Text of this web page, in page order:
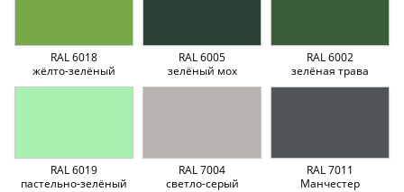
RAL 6018
жёлто-зелёный
RAL 6005
зелёный мох
RAL 6002
зелёная трава
RAL 6019
пастельно-зелёный
RAL 7004
светло-серый
RAL 7011
Манчестер